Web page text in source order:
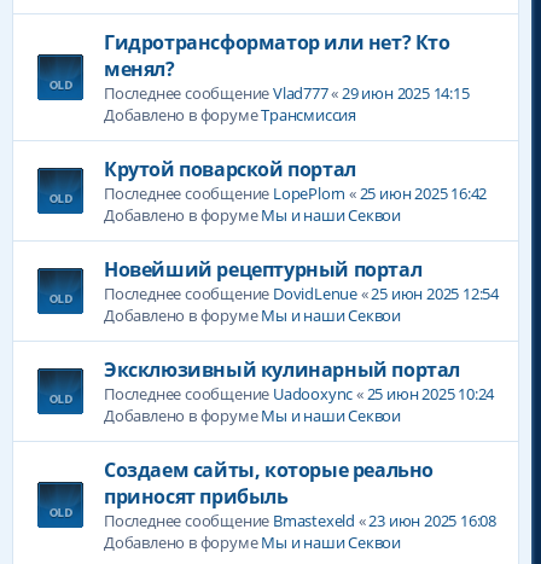
Гидротрансформатор или нет? Кто
менял?
Последнее сообщениеVlad777« 29 июн 2025 14:15
Добавлено в форумеТрансмиссия
Крутой поварской портал
Последнее сообщение LopePlorn « 25 июн 2025 16:42
Добавлено в форумеМы и наши Секвои
Новейший рецептурный портал
Последнее сообщение DovidLenue«25 июн 2025 12:54
Добавлено в форумеМы и наши Секвои
Эксклюзивный кулинарный портал
Последнее сообщение Uadooxync« 25 июн 2025 10:24
Добавлено в форумеМы и наши Секвои
Создаем сайты, которые реально
приносят прибыль
Последнее сообщение Bmastexeld «23 июн 2025 16:08
Добавлено в форумеМы и наши Секвои